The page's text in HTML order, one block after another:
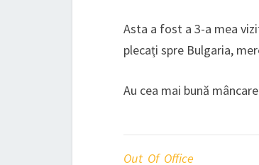
Asta a fost a 3-a mea
plecați spre Bulgaria,
Au cea mai bună
Out Of Office